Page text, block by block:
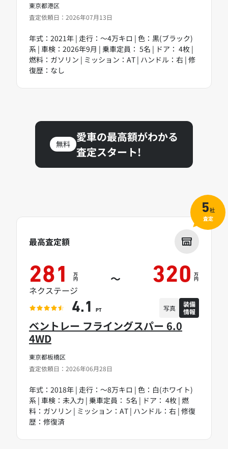
東京都港区
査定依頼日：2026年07月13日
年式：2021年 | 走行：～4万キロ | 色：黒(ブラック)
系 | 車検：2026年9月 | 乗車定員： 5名 | ドア： 4枚 |
燃料：ガソリン | ミッション：AT | ハンドル：右 | 修
復歴：なし
無料
愛車の最高額がわかる
査定スタート!
東京都板橋区
査定依頼日：2026年06月28日
ベントレー フライングスパー 6.0
4WD
年式：2018年 | 走行：～8万キロ | 色：白(ホワイト)
系 | 車検：未入力 | 乗車定員： 5名 | ドア： 4枚 | 燃
料：ガソリン | ミッション：AT | ハンドル：右 | 修復
歴：修復済
最高査定額
281 万
円 ～ 320 万
円
ネクステージ
4.1 PT 写真
装備
情報
5社
査定